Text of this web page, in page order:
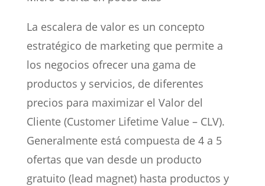
La escalera de valor es un concepto
estratégico de marketing que permite a
los negocios ofrecer una gama de
productos y servicios, de diferentes
precios para maximizar el Valor del
Cliente (Customer Lifetime Value – CLV).
Generalmente está compuesta de 4 a 5
ofertas que van desde un producto
gratuito (lead magnet) hasta productos y